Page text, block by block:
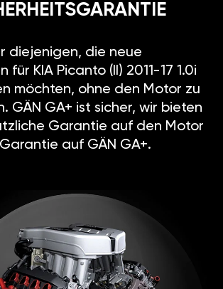
diejenigen, die neue
für KIA Picanto (II) 2011-17 1.0i
möchten, ohne den Motor zu
GÄN GA+ ist sicher, wir bieten
Garantie auf den Motor
auf GÄN GA+.